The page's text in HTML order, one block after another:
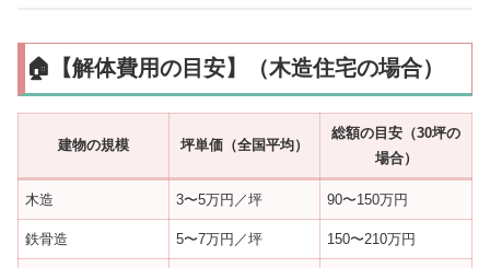
🏠【解体費用の目安】（木造住宅の場合）
建物の規模 坪単価（全国平均）
総額の目安（30坪の
場合）
木造 3〜5万円／坪 90〜150万円
鉄骨造 5〜7万円／坪 150〜210万円